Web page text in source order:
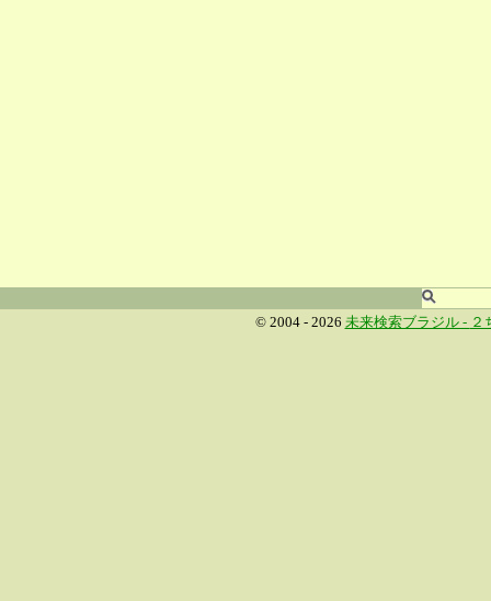
© 2004 - 2026 未来検索ブラジル - ２